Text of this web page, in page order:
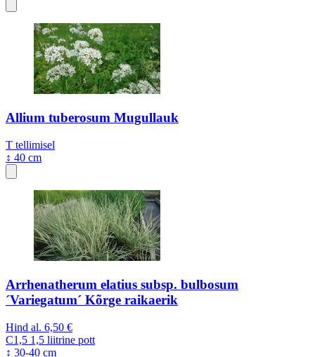
Allium tuberosum Mugullauk
T tellimisel
↕ 40 cm
Arrhenatherum elatius subsp. bulbosum
´Variegatum´ Kõrge raikaerik
Hind al. 6,50 €
C1,5 1,5 liitrine pott
↕ 30-40 cm